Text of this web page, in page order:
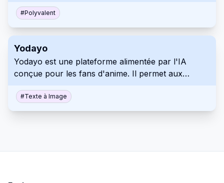
navigation web et la synchronisation
multiplateforme.
#Polyvalent
Yodayo
Yodayo est une plateforme alimentée par l'IA
conçue pour les fans d'anime. Il permet aux
personnages et de se connecter au sein d'une
communauté dynamique.
#Texte à Image